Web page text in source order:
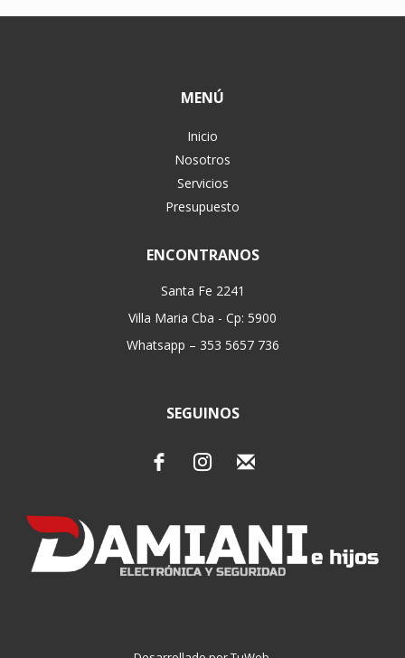
MENÚ
Inicio
Nosotros
Servicios
Presupuesto
ENCONTRANOS
Santa Fe 2241
Villa Maria Cba - Cp: 5900
Whatsapp – 353 5657 736
SEGUINOS